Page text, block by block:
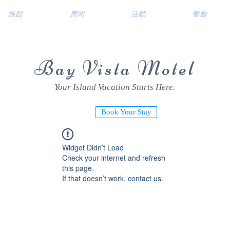
旅館 房間 活動 餐廳
Bay Vista Motel
Your Island Vacation Starts Here.
Book Your Stay
Widget Didn’t Load
Check your internet and refresh
this page.
If that doesn’t work, contact us.